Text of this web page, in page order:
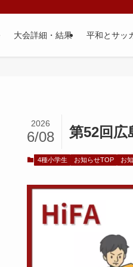
大会詳細・結果 平和とサッ
第52回広
2026
6/08
4種小学生 お知らせTOP お